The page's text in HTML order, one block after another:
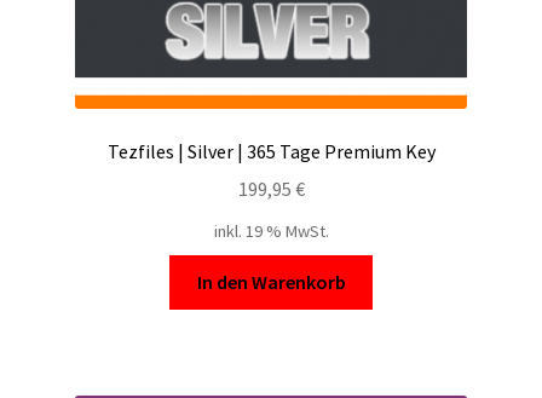
Tezfiles | Silver | 365 Tage Premium Key
199,95 €
inkl. 19 % MwSt.
In den Warenkorb